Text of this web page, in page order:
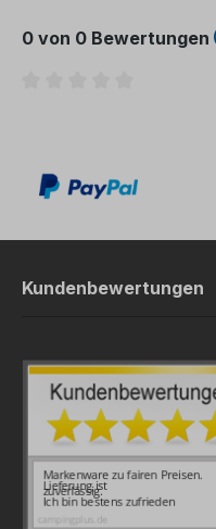
0 von 0 Bewertungen
Kundenbewertungen